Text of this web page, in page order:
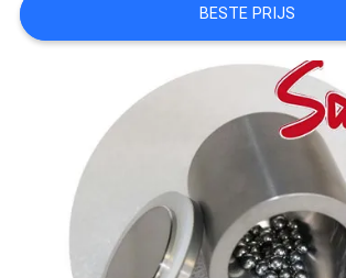
PRIVACYBELEID
BESTE PRIJS